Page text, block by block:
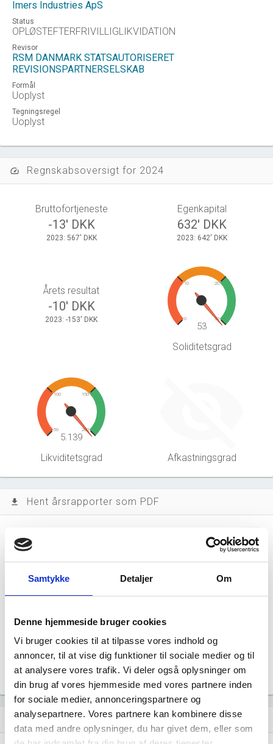
Samtykke Detaljer Om
Denne hjemmeside bruger cookies
Vi bruger cookies til at tilpasse vores indhold og
annoncer, til at vise dig funktioner til sociale medier og til
at analysere vores trafik. Vi deler også oplysninger om
din brug af vores hjemmeside med vores partnere inden
for sociale medier, annonceringspartnere og
analysepartnere. Vores partnere kan kombinere disse
data med andre oplysninger, du har givet dem, eller som
Imers Industries ApS
Status
OPLØSTEFTERFRIVILLIGLIKVIDATION
Revisor
RSM DANMARK STATSAUTORISERET
REVISIONSPARTNERSELSKAB
Formål
Uoplyst
Tegningsregel
Uoplyst
speed Regnskabsoversigt for 2024
Bruttofortjeneste
-13' DKK
2023: 567' DKK
Egenkapital
632' DKK
2023: 642' DKK
Årets resultat
-10' DKK
2023: -153' DKK 0
10 20
30
53
Soliditetsgrad
50
100 150
200
5.139
Likviditetsgrad Afkastningsgrad
file_download Hent årsrapporter som PDF
Årsrapporten 2024-12 file_download
Årsrapporten 2020-12
assignment Regnskaber